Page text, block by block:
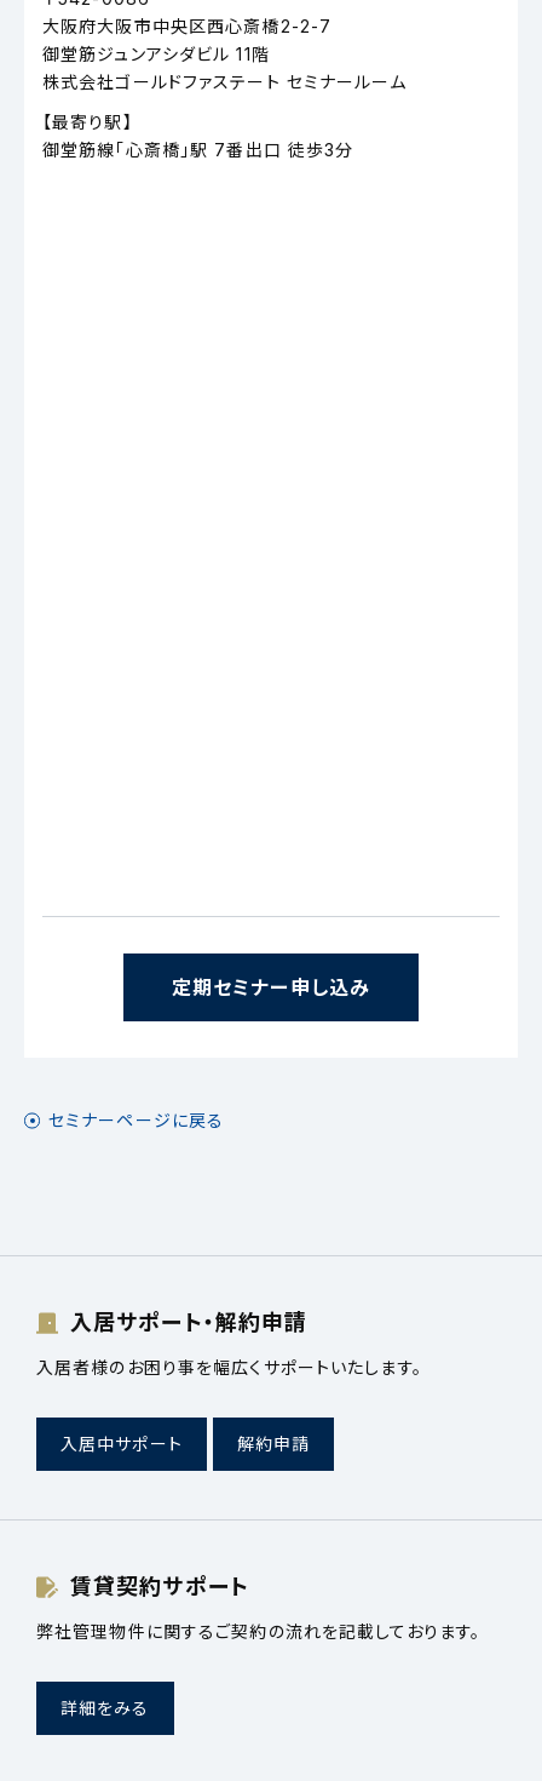
大阪府大阪市中央区西心斎橋2-2-7
御堂筋ジュンアシダビル 11階
株式会社ゴールドファステート セミナールーム
【最寄り駅】
御堂筋線「心斎橋」駅 7番出口 徒歩3分
定期セミナー申し込み
セミナーページに戻る
入居サポート・解約申請
入居者様のお困り事を幅広くサポートいたします。
入居中サポート 解約申請
賃貸契約サポート
弊社管理物件に関するご契約の流れを記載しております。
詳細をみる